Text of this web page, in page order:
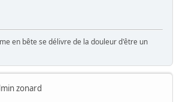
en bête se délivre de la douleur d'être un
zonard